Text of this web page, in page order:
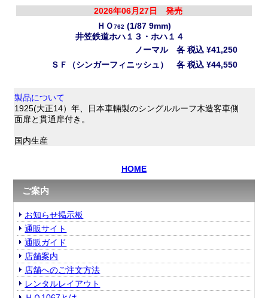
2026年06月27日 発売
ＨＯ762 (1/87 9mm)
井笠鉄道ホハ１３・ホハ１４
ノーマル 各 税込 ¥41,250
ＳＦ（シンガーフィニッシュ） 各 税込 ¥44,550
製品について
1925(大正14）年、日本車輛製のシングルルーフ木造客車側
面扉と貫通扉付き。
国内生産
HOME
ご案内
お知らせ掲示板
通販サイト
通販ガイド
店舗案内
店舗へのご注文方法
レンタルレイアウト